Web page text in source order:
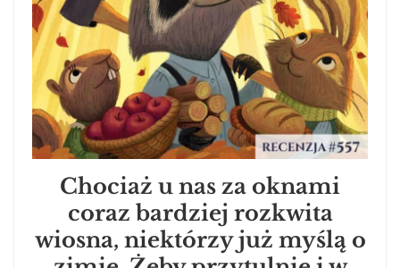
Chociaż u nas za oknami
coraz bardziej rozkwita
wiosna, niektórzy już myślą o